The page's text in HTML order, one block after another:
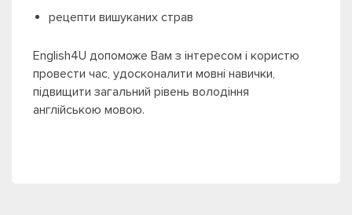
рецепти вишуканих страв
English4U допоможе Вам з інтересом і користю
провести час, удосконалити мовні навички,
підвищити загальний рівень володіння
англійською мовою.